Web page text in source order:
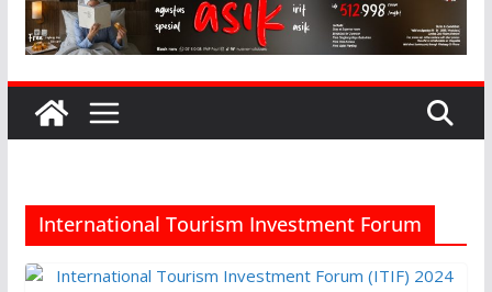
International Tourism Investment Forum